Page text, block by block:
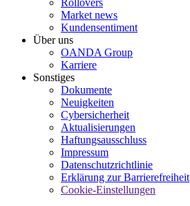
Market news
Kundensentiment
Über uns
OANDA Group
Karriere
Sonstiges
Dokumente
Neuigkeiten
Cybersicherheit
Aktualisierungen
Haftungsausschluss
Impressum
Datenschutzrichtlinie
Erklärung zur Barrierefreiheit
Cookie-Einstellungen